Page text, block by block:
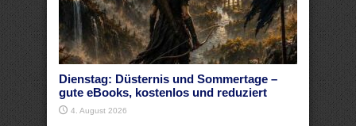
Dienstag: Düsternis und Sommertage –
gute eBooks, kostenlos und reduziert
4. August 2026